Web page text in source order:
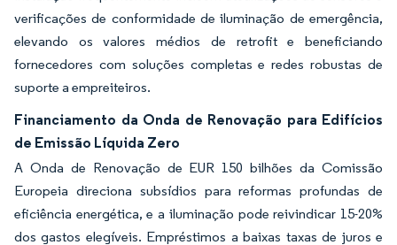
verificações de conformidade de iluminação de emergência,
elevando os valores médios de retrofit e beneficiando
fornecedores com soluções completas e redes robustas de
suporte a empreiteiros.
Financiamento da Onda de Renovação para Edifícios
de Emissão Líquida Zero
A Onda de Renovação de EUR 150 bilhões da Comissão
Europeia direciona subsídios para reformas profundas de
eficiência energética, e a iluminação pode reivindicar 15-20%
dos gastos elegíveis. Empréstimos a baixas taxas de juros e